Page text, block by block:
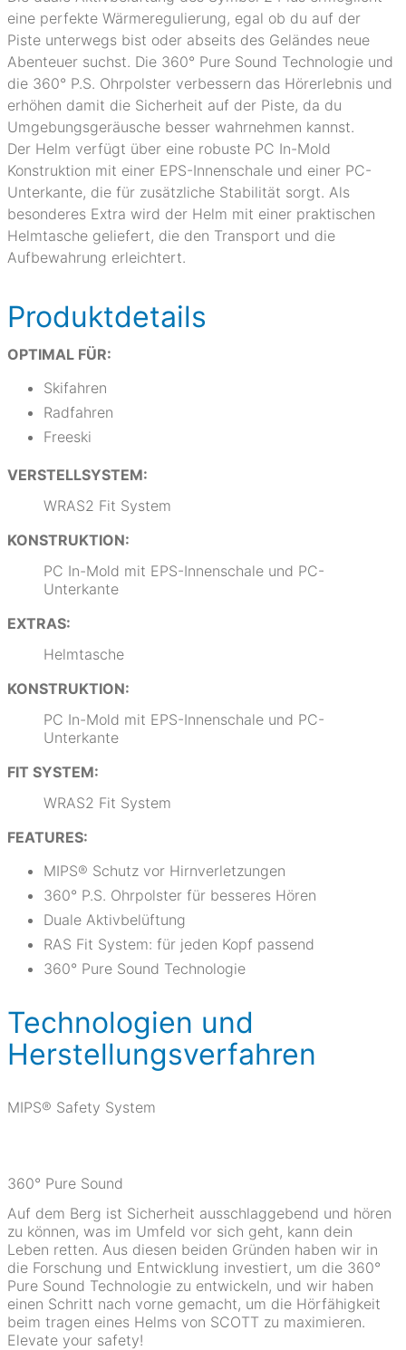
eine perfekte Wärmeregulierung, egal ob du auf der
Piste unterwegs bist oder abseits des Geländes neue
Abenteuer suchst. Die 360° Pure Sound Technologie und
die 360° P.S. Ohrpolster verbessern das Hörerlebnis und
erhöhen damit die Sicherheit auf der Piste, da du
Umgebungsgeräusche besser wahrnehmen kannst.
Der Helm verfügt über eine robuste PC In-Mold
Konstruktion mit einer EPS-Innenschale und einer PC-
Unterkante, die für zusätzliche Stabilität sorgt. Als
besonderes Extra wird der Helm mit einer praktischen
Helmtasche geliefert, die den Transport und die
Aufbewahrung erleichtert.
Produktdetails
OPTIMAL FÜR:
Skifahren
Radfahren
Freeski
VERSTELLSYSTEM:
WRAS2 Fit System
KONSTRUKTION:
PC In-Mold mit EPS-Innenschale und PC-
Unterkante
EXTRAS:
Helmtasche
KONSTRUKTION:
PC In-Mold mit EPS-Innenschale und PC-
Unterkante
FIT SYSTEM:
WRAS2 Fit System
FEATURES:
MIPS® Schutz vor Hirnverletzungen
360° P.S. Ohrpolster für besseres Hören
Duale Aktivbelüftung
RAS Fit System: für jeden Kopf passend
360° Pure Sound Technologie
Technologien und
Herstellungsverfahren
MIPS® Safety System
360° Pure Sound
Auf dem Berg ist Sicherheit ausschlaggebend und hören
zu können, was im Umfeld vor sich geht, kann dein
Leben retten. Aus diesen beiden Gründen haben wir in
die Forschung und Entwicklung investiert, um die 360°
Pure Sound Technologie zu entwickeln, und wir haben
einen Schritt nach vorne gemacht, um die Hörfähigkeit
beim tragen eines Helms von SCOTT zu maximieren.
Elevate your safety!